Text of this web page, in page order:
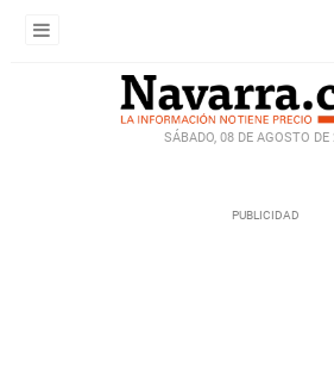
SÁBADO, 08 DE AGOSTO DE